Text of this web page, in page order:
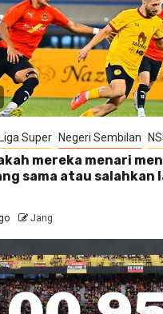
Liga Super Negeri Sembilan
mereka menari
sama atau salahkan
Jang